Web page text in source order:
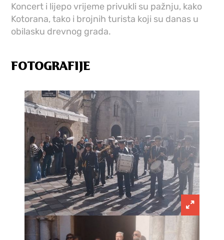
Koncert i lijepo vrijeme privukli su pažnju, kako
Kotorana, tako i brojnih turista koji su danas u
obilasku drevnog grada.
FOTOGRAFIJE